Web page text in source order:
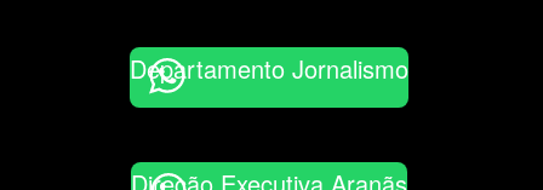
Departamento Jornalismo